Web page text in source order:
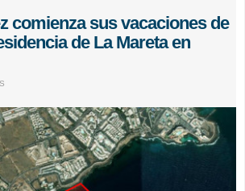
comienza sus vacaciones de
de La Mareta en